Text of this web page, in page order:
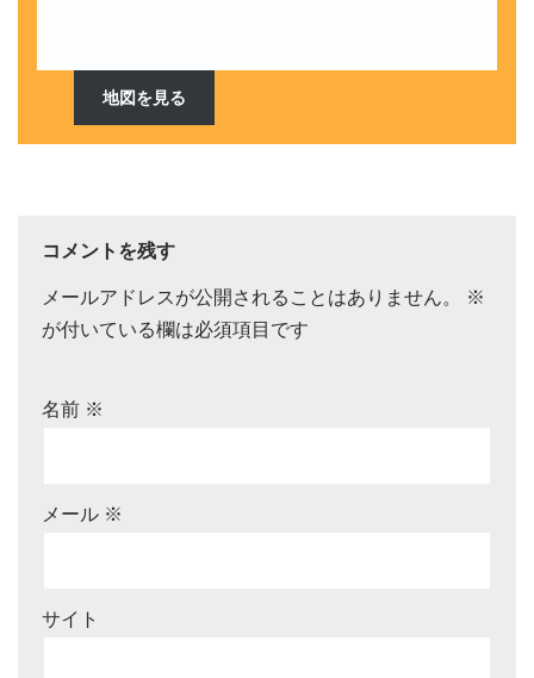
地図を見る
コメントを残す
メールアドレスが公開されることはありません。
※
が付いている欄は必須項目です
名前 ※
メール ※
サイト